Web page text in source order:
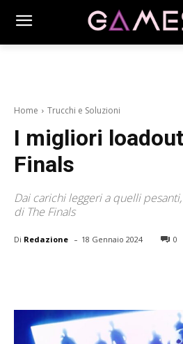
Home Trucchi e Soluzioni
I migliori
Finals
Dai carichi leggeri a quelli
di The Finals
Di Redazione - 18 Gennaio 2024 0